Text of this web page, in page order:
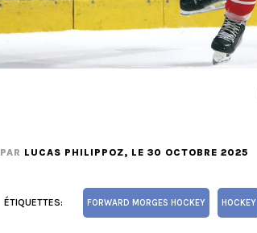
PAR LUCAS PHILIPPOZ, LE 30 OCTOBRE 2025
ÉTIQUETTES: FORWARD MORGES HOCKEY HOCKEY